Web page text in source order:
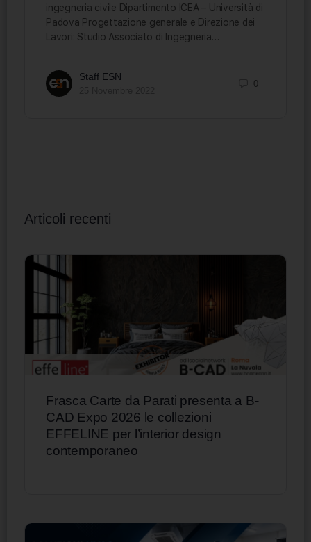
ingegneria civile Dipartimento ICEA – Università di
Padova Progettazione generale e Direzione dei
Lavori: Studio Associato di Ingegneria…
Staff ESN
0
Articoli recenti
Frasca Carte da Parati presenta a B-
CAD Expo 2026 le collezioni
EFFELINE per l’interior design
contemporaneo